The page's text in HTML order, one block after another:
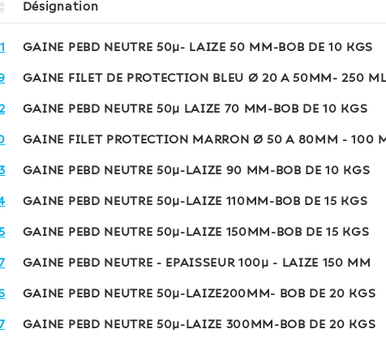
Désignation
GAINE PEBD NEUTRE 50µ- LAIZE 50 MM-BOB DE 10 KGS
GAINE FILET DE PROTECTION BLEU Ø 20 A 50MM- 250 ML
GAINE PEBD NEUTRE 50µ LAIZE 70 MM-BOB DE 10 KGS
GAINE FILET PROTECTION MARRON Ø 50 A 80MM - 100
GAINE PEBD NEUTRE 50µ-LAIZE 90 MM-BOB DE 10 KGS
GAINE PEBD NEUTRE 50µ-LAIZE 110MM-BOB DE 15 KGS
GAINE PEBD NEUTRE 50µ-LAIZE 150MM-BOB DE 15 KGS
GAINE PEBD NEUTRE - EPAISSEUR 100µ - LAIZE 150 MM
GAINE PEBD NEUTRE 50µ-LAIZE200MM- BOB DE 20 KGS
GAINE PEBD NEUTRE 50µ-LAIZE 300MM-BOB DE 20 KGS